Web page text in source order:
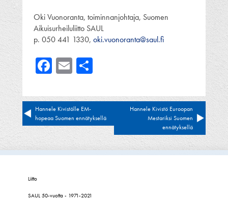
Oki Vuonoranta, toiminnanjohtaja, Suomen
Aikuisurheiluliitto SAUL
p. 050 441 1330, oki.vuonoranta@saul.fi
Facebook
Email
Artikkelien
selaus
Hannele Kivistölle EM-
hopeaa Suomen ennätyksellä
Hannele Kivistö Euroopan
Mestariksi Suomen
ennätyksellä
Liitto
SAUL 50-vuotta - 1971-2021